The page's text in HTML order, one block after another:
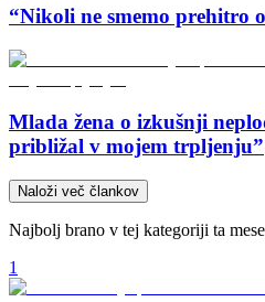
“Nikoli ne smemo prehitro
Mlada žena o izkušnji
približal v mojem trpljenju”
Naloži več člankov
Najbolj brano v tej kategoriji ta
1